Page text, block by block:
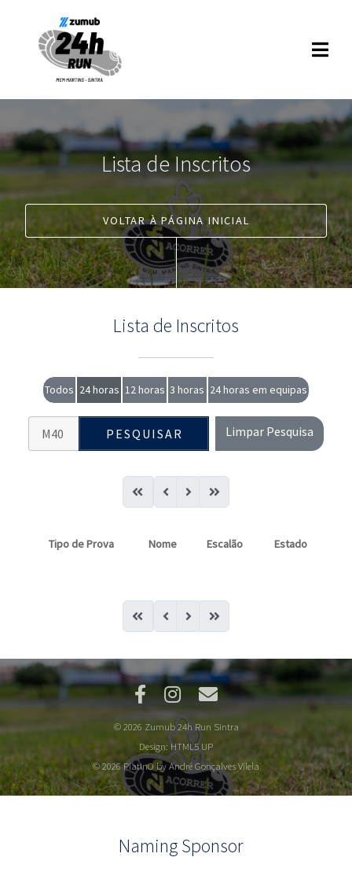
Lista de Inscritos
VOLTAR À PÁGINA INICIAL
Lista de Inscritos
Todos 24 horas 12 horas 3 horas 24 horas em equipas
PESQUISAR Limpar Pesquisa
Tipo de Prova Nome Escalão Estado
© 2026 Zumub 24h Run Sintra
Design:HTML5 UP
© 2026 PlatInO by André Gonçalves Vilela
Naming Sponsor